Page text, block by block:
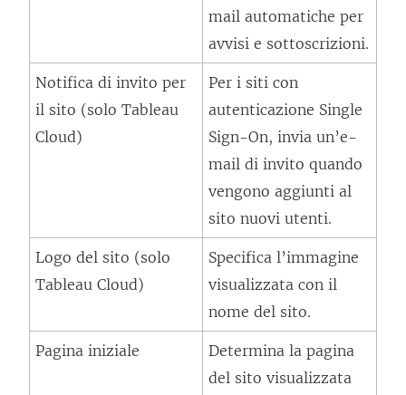
l
e
o
v
i
e
e
mail automatiche per
avvisi e sottoscrizioni.
Notifica di invito per
il sito (solo Tableau
Cloud)
Per i siti con
autenticazione Single
Sign-On, invia un’e-
mail di invito quando
vengono aggiunti al
sito nuovi utenti.
Logo del sito (solo
Tableau Cloud)
Specifica l’immagine
visualizzata con il
nome del sito.
Pagina iniziale
Determina la pagina
del sito visualizzata